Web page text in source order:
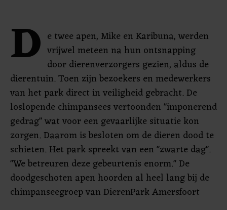
D e twee apen, Mike en Karibuna, werden
vrijwel meteen na hun ontsnapping
door dierenverzorgers gezien, aldus de
dierentuin. Toen zijn bezoekers en medewerkers
van het park direct in veiligheid gebracht. De
loslopende chimpansees vertoonden "imponerend
gedrag" wat voor een gevaarlijke situatie kon
zorgen. Daarom is besloten om de dieren dood te
schieten. Het park spreekt van een "zwarte dag".
"We betreuren deze gebeurtenis enorm." De
doodgeschoten apen hoorden al heel lang bij de
chimpanseegroep van DierenPark Amersfoort